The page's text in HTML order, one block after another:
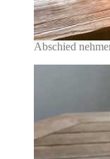
Abschied